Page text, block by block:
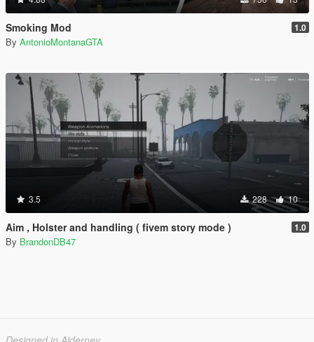
Smoking Mod 1.0
By AntonioMontanaGTA
3.5 228 10
Aim , Holster and handling ( fivem story mode ) 1.0
By BrandonDB47